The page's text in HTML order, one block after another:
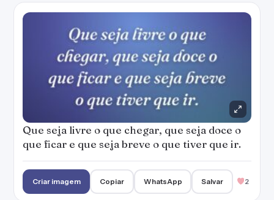
Que seja livre o que chegar, que seja doce o
que ficar e que seja breve o que tiver que ir.
Criar imagem Copiar WhatsApp Salvar 2